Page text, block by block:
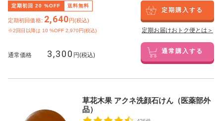
定期初回 20 %OFF 送料無料
定期初回価格: 2,640円(税込)
※2回目以降は 10 %OFF 2,970円(税込)
定期購入する
定期お届けおトク便とは＞
通常価格 3,300 円(税込) 通常購入する
草花木果 アクネ洗顔石けん（医薬部外
品）